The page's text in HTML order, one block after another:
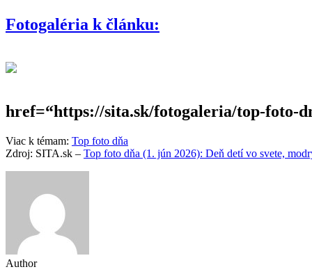
Fotogaléria k článku:
href=“https://sita.sk/fotogaleria/top-foto-
Viac k témam: Top foto dňa
Zdroj: SITA.sk – Top foto dňa (1. jún 2026): Deň detí vo svete,
Author